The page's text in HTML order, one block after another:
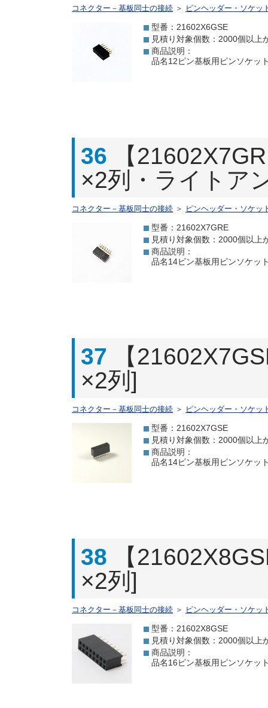
コネクター－基板同士の接続 ＞ ピンヘッダー・ソケッ
型番：21602X6GSE
見積り対象個数：2000個以上
商品説明：
品名12ピン基板用ピンソケッ
36
【
×2列・ライトア
コネクター－基板同士の接続 ＞ ピンヘッダー・ソケッ
型番：21602X7GRE
見積り対象個数：2000個以上
商品説明：
品名14ピン基板用ピンソケッ
37
【
×2列]
コネクター－基板同士の接続 ＞ ピンヘッダー・ソケッ
型番：21602X7GSE
見積り対象個数：2000個以上
商品説明：
品名14ピン基板用ピンソケッ
38
【
×2列]
コネクター－基板同士の接続 ＞ ピンヘッダー・ソケッ
型番：21602X8GSE
見積り対象個数：2000個以上
商品説明：
品名16ピン基板用ピンソケッ